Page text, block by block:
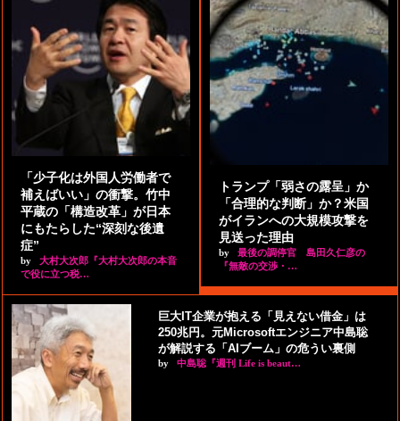
「少子化は外国人労働者で
補えばいい」の衝撃。竹中
平蔵の「構造改革」が日本
にもたらした“深刻な後遺
症”
by
大村大次郎『大村大次郎の本音
で役に立つ税…
トランプ「弱さの露呈」か
「合理的な判断」か？米国
がイランへの大規模攻撃を
見送った理由
by
最後の調停官 島田久仁彦の
『無敵の交渉・…
巨大IT企業が抱える「見えない借金」は
250兆円。元Microsoftエンジニア中島聡
が解説する「AIブーム」の危うい裏側
by 中島聡『週刊 Life is beaut…